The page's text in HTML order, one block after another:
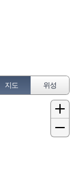
지도 위성